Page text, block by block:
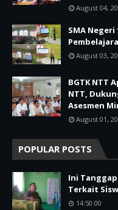
August 04,
SMA Negeri
August 03,
BGTK NTT
NTT,
Asesmen
August 01,
POPULAR POSTS
Ini
Terkait
14:50:00